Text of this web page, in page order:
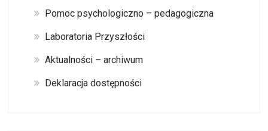
Pomoc psychologiczno – pedagogiczna
Laboratoria Przyszłości
Aktualności – archiwum
Deklaracja dostępności